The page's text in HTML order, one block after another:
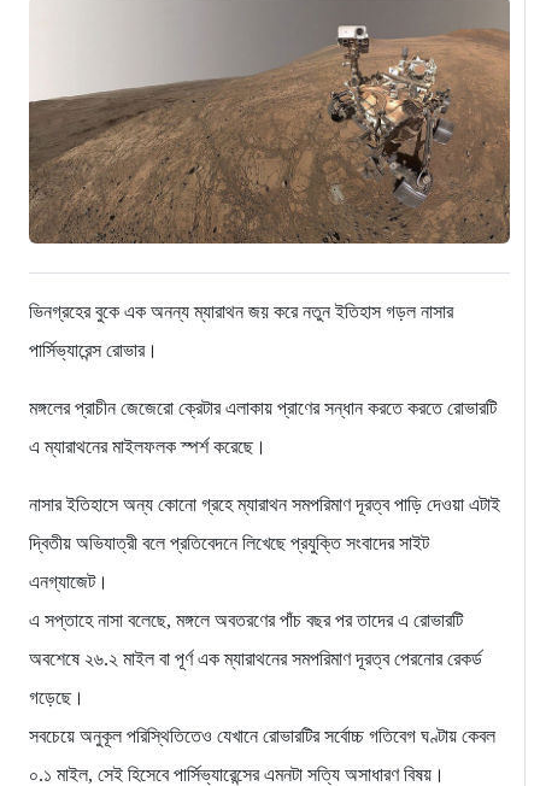
ভিনগ্রহের বুকে এক অনন্য ম্যারাথন জয় করে নতুন ইতিহাস গড়ল নাসার
পার্সিভ্যারেন্স রোভার।
মঙ্গলের প্রাচীন জেজেরো ক্রেটার এলাকায় প্রাণের সন্ধান করতে করতে রোভারটি
এ ম্যারাথনের মাইলফলক স্পর্শ করেছে।
নাসার ইতিহাসে অন্য কোনো গ্রহে ম্যারাথন সমপরিমাণ দূরত্ব পাড়ি দেওয়া এটাই
দ্বিতীয় অভিযাত্রী বলে প্রতিবেদনে লিখেছে প্রযুক্তি সংবাদের সাইট
এনগ্যাজেট।
এ সপ্তাহে নাসা বলেছে, মঙ্গলে অবতরণের পাঁচ বছর পর তাদের এ রোভারটি
অবশেষে ২৬.২ মাইল বা পূর্ণ এক ম্যারাথনের সমপরিমাণ দূরত্ব পেরনোর রেকর্ড
গড়েছে।
সবচেয়ে অনুকূল পরিস্থিতিতেও যেখানে রোভারটির সর্বোচ্চ গতিবেগ ঘণ্টায় কেবল
০.১ মাইল, সেই হিসেবে পার্সিভ্যারেন্সের এমনটা সত্যি অসাধারণ বিষয়।